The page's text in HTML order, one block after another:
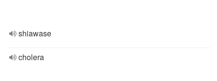
shiawase
cholera